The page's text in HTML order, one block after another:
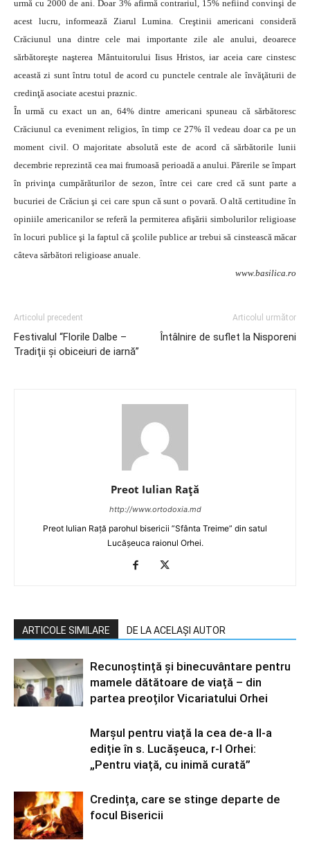
urmă cu 2000 de ani. Doar 3% afirmă contrariul, 15% nefiind convinşi de
acest lucru, informează Ziarul Lumina. Creştinii americani consideră
Crăciunul una dintre cele mai importante zile ale anului, deoarece
sărbătoreşte naşterea Mântuitorului Iisus Hristos, iar aceia care cinstesc
această zi sunt întru totul de acord cu punctele centrale ale învăţăturii de
credinţă asociate acestui praznic.
În urmă cu exact un an, 64% dintre americani spuneau că sărbătoresc
Crăciunul ca eveniment religios, în timp ce 27% îl vedeau doar ca pe un
moment civil. O majoritate absolută este de acord că sărbătorile lunii
decembrie reprezintă cea mai frumoasă perioadă a anului. Părerile se împart
în privinţa cumpărăturilor de sezon, între cei care cred că sunt parte a
bucuriei de Crăciun şi cei care spun că sunt o povară. O altă certitudine în
opiniile americanilor se referă la permiterea afişării simbolurilor religioase
în locuri publice şi la faptul că şcolile publice ar trebui să cinstească măcar
câteva sărbători religioase anuale.
www.basilica.ro
Articolul precedent
Festivalul “Florile Dalbe –
Tradiţii şi obiceiuri de iarnă”
Articolul următor
Întâlnire de suflet la Nisporeni
Preot Iulian Raţă
http://www.ortodoxia.md
Preot Iulian Rață parohul bisericii ”Sfânta Treime” din satul
Lucășeuca raionul Orhei.
ARTICOLE SIMILARE DE LA ACELAȘI AUTOR
Recunoștință și binecuvântare pentru
mamele dătătoare de viață – din
partea preoților Vicariatului Orhei
Marșul pentru viață la cea de-a II-a
ediție în s. Lucășeuca, r-l Orhei:
„Pentru viață, cu inimă curată”
Credința, care se stinge departe de
focul Bisericii